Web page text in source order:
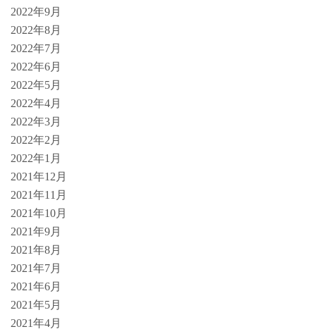
2022年9月
2022年8月
2022年7月
2022年6月
2022年5月
2022年4月
2022年3月
2022年2月
2022年1月
2021年12月
2021年11月
2021年10月
2021年9月
2021年8月
2021年7月
2021年6月
2021年5月
2021年4月